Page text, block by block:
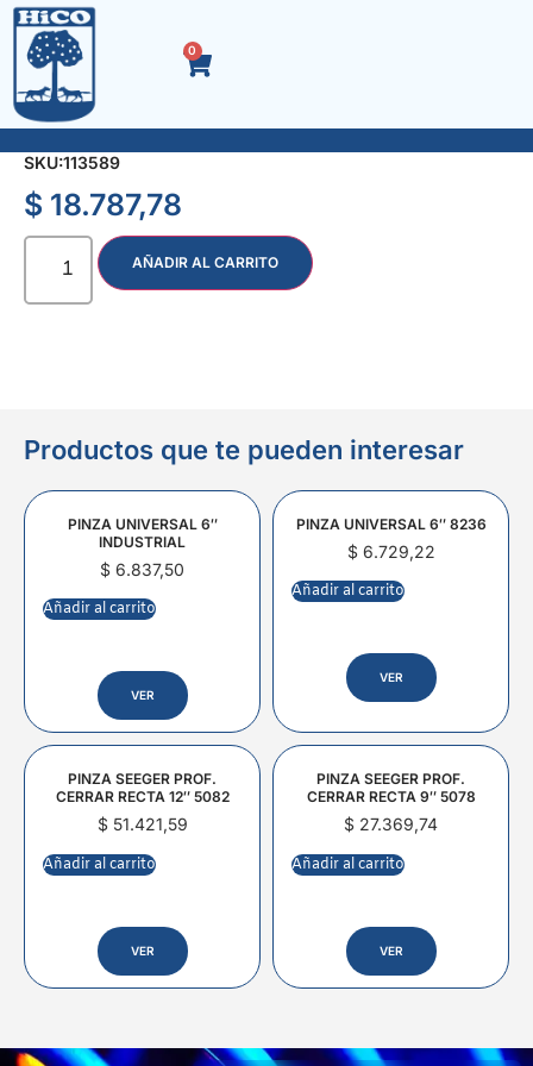
0
SOPORTE LCD/LED PLACA FIJA 23 A 50″
SKU:113589
$ 18.787,78
AÑADIR AL CARRITO
Productos que te pueden interesar
PINZA UNIVERSAL 6″
INDUSTRIAL
$ 6.837,50
Añadir al carrito
VER
PINZA UNIVERSAL 6″ 8236
$6.729,22
Añadir al carrito
VER
PINZA SEEGER PROF.
CERRAR RECTA 12″ 5082
$51.421,59
Añadir al carrito
VER
PINZA SEEGER PROF.
CERRAR RECTA 9″ 5078
$ 27.369,74
Añadir al carrito
VER